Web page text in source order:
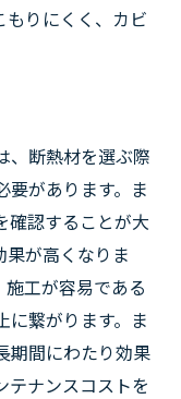
ームの施工方
ポイント
ムの提案
の問題点
のメリット
さと冬の寒さ
リフォーム
もりにくく、カビ
、断熱材を選ぶ際
要があります。ま
確認することが大
が高くなりま
工が容易である
に繋がります。ま
期間にわたり効果
テナンスコストを